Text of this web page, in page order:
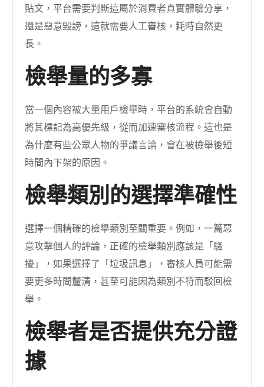
貼文，平台需要判斷這屬於消費者真實體驗分享，
還是惡意毀謗，這就需要人工審核，耗時自然更
長。
檢舉量的多寡
當一個內容被大量用戶檢舉時，平台的系統會自動
將其標記為高優先級，從而加速審核流程。這也是
為什麼有些公眾人物的爭議言論，會在被檢舉後短
時間內下架的原因。
檢舉類別的選擇準確性
選擇一個精確的檢舉類別至關重要。例如，一篇惡
意攻擊個人的評論，正確的檢舉類別應該是「騷
擾」，如果選擇了「垃圾訊息」，審核人員可能需
要更多時間釐清，甚至可能因為類別不符而駁回檢
舉。
檢舉者是否提供充分證
據